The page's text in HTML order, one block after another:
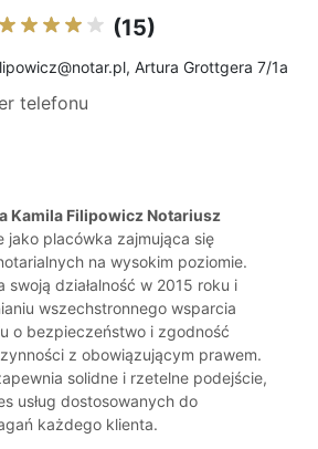
(15)
Artura Grottgera 7/1a
telefonu
Kamila Filipowicz Notariusz
jako placówka zajmująca się
na wysokim poziomie.
swoją działalność w 2015 roku i
wszechstronnego wsparcia
o bezpieczeństwo i zgodność
z obowiązującym prawem.
solidne i rzetelne podejście,
usług dostosowanych do
każdego klienta.